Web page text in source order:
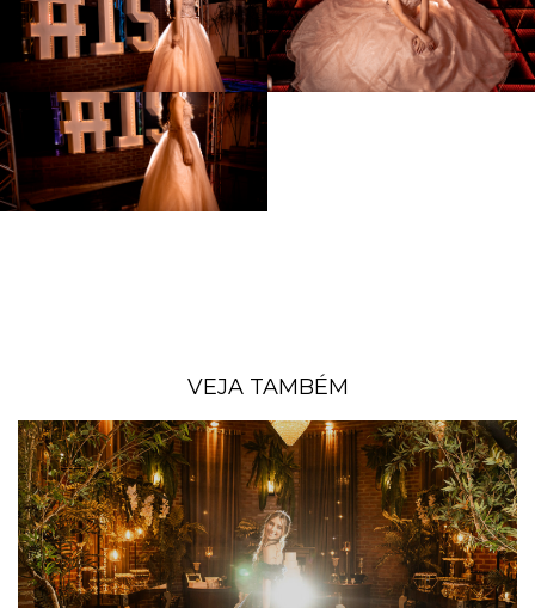
VEJA TAMBÉM